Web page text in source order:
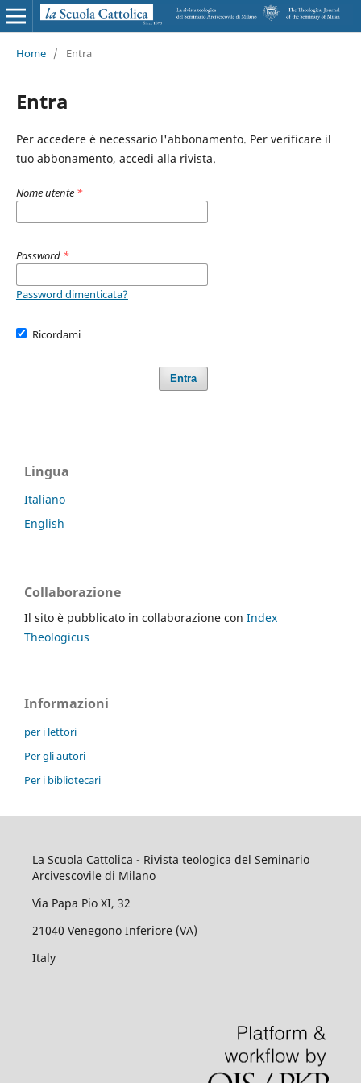
Home / Entra
Entra
Per accedere è necessario l'abbonamento. Per verificare il
tuo abbonamento, accedi alla rivista.
Nome utente *
Password *
Password dimenticata?
Ricordami
Entra
Lingua
Italiano
English
Collaborazione
Il sito è pubblicato in collaborazione con Index
Theologicus
Informazioni
per i lettori
Per gli autori
Per i bibliotecari
La Scuola Cattolica - Rivista teologica del Seminario
Arcivescovile di Milano
Via Papa Pio XI, 32
21040 Venegono Inferiore (VA)
Italy